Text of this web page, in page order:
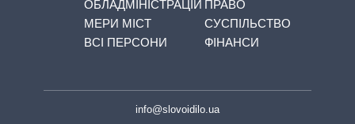
ОБЛАДМІНІСТРАЦІЙ
МЕРИ МІСТ
ВСІ ПЕРСОНИ
ПРАВО
СУСПІЛЬСТВО
ФІНАНСИ
info@slovoidilo.ua